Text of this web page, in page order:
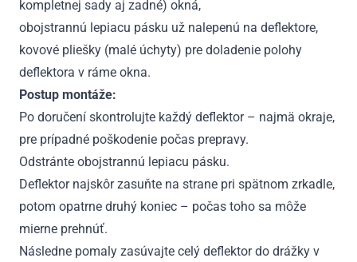
kompletnej sady aj zadné) okná,
obojstrannú lepiacu pásku už nalepenú na deflektore,
kovové pliešky (malé úchyty) pre doladenie polohy
deflektora v ráme okna.
Postup montáže:
Po doručení skontrolujte každý deflektor – najmä okraje,
pre prípadné poškodenie počas prepravy.
Odstránte obojstrannú lepiacu pásku.
Deflektor najskôr zasuňte na strane pri spätnom zrkadle,
potom opatrne druhý koniec – počas toho sa môže
mierne prehnúť.
Následne pomaly zasúvajte celý deflektor do drážky v